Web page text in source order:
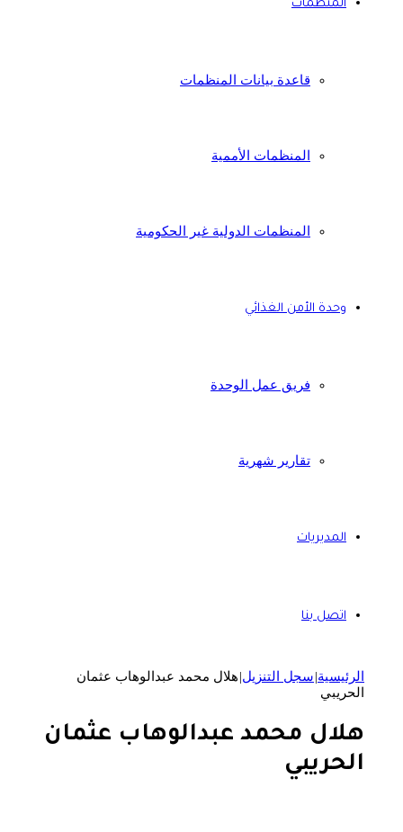
المنظمات
قاعدة بيانات المنظمات
المنظمات الأممية
المنظمات الدولية غير الحكومية
وحدة الأمن الغذائي
فريق عمل الوحدة
تقارير شهرية
المديريات
اتصل بنا
الرئيسية|سجل التنزيل|هلال محمد عبدالوهاب عثمان
الحريبي
هلال محمد عبدالوهاب عثمان
الحريبي